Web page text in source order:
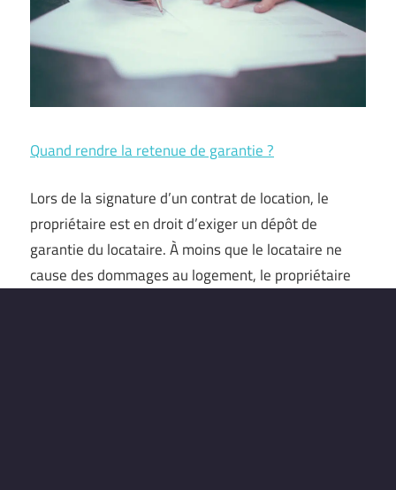
Quand rendre la retenue de garantie ?
Lors de la signature d’un contrat de location, le
propriétaire est en droit d’exiger un dépôt de
garantie du locataire. À moins que le locataire ne
cause des dommages au logement, le propriétaire